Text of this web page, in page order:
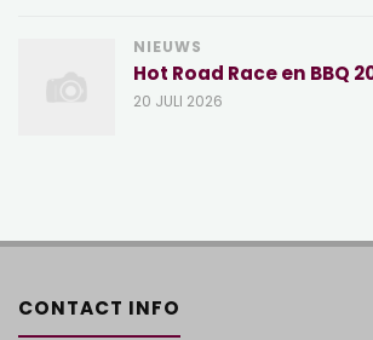
NIEUWS
Hot Road Race en BBQ
20 JULI 2026
CONTACT INFO